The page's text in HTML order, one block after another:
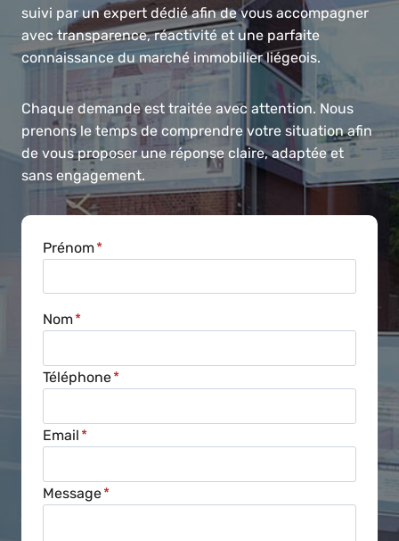
suivi par un expert dédié afin de vous accompagner
avec transparence, réactivité et une parfaite
connaissance du marché immobilier liégeois.
Chaque demande est traitée avec attention. Nous
prenons le temps de comprendre votre situation afin
de vous proposer une réponse claire, adaptée et
sans engagement.
Prénom*
Nom*
Téléphone*
Email *
Message*